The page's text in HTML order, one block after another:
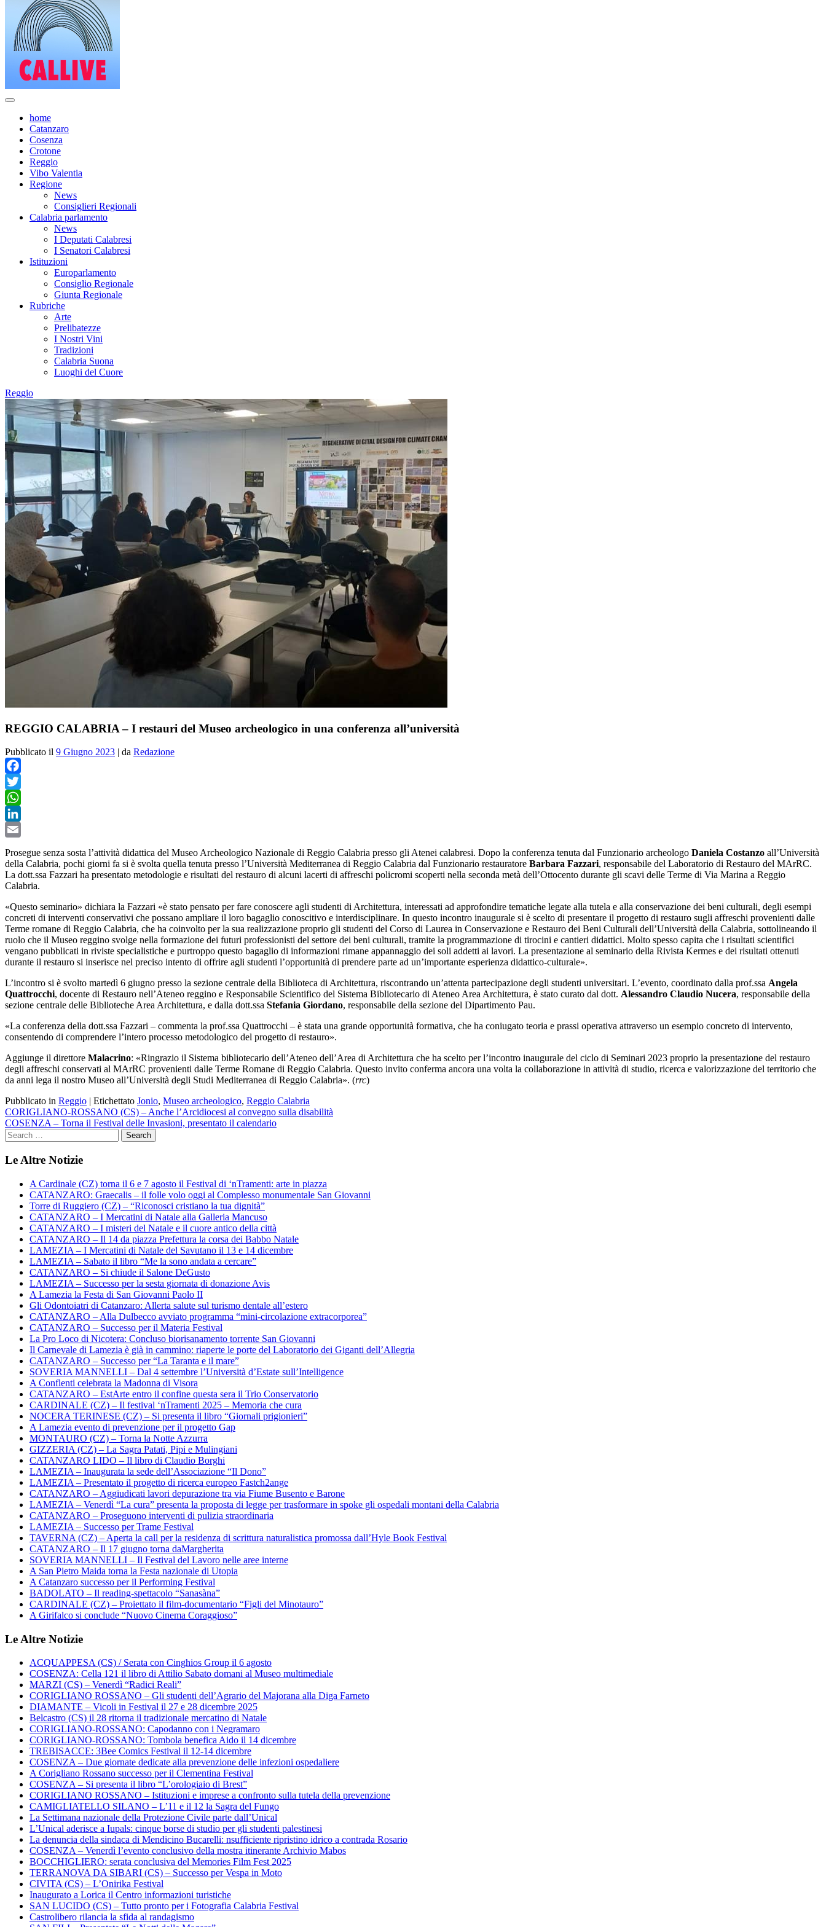
home
Catanzaro
Cosenza
Crotone
Reggio
Vibo Valentia
Regione
News
Consiglieri Regionali
Calabria parlamento
News
I Deputati Calabresi
I Senatori Calabresi
Istituzioni
Europarlamento
Consiglio Regionale
Giunta Regionale
Rubriche
Arte
Prelibatezze
I Nostri Vini
Tradizioni
Calabria Suona
Luoghi del Cuore
Reggio
REGGIO CALABRIA – I restauri del Museo archeologico in una conferenza all’università
Pubblicato il 9 Giugno 2023 | da Redazione
Facebook
Twitter
WhatsApp
LinkedIn
Prosegue senza sosta l’attività didattica del Museo Archeologico Nazionale di Reggio Calabria presso gli Atenei calabresi. Dopo la conferenza tenuta dal Funzionario archeologo Daniela Costanzo all’Università
della Calabria, pochi giorni fa si è svolta quella tenuta presso l’Università Mediterranea di Reggio Calabria dal Funzionario restauratore Barbara Fazzari, responsabile del Laboratorio di Restauro del MArRC.
La dott.ssa Fazzari ha presentato metodologie e risultati del restauro di alcuni lacerti di affreschi policromi scoperti nella seconda metà dell’Ottocento durante gli scavi delle Terme di Via Marina a Reggio
Calabria.
«Questo seminario» dichiara la Fazzari «è stato pensato per fare conoscere agli studenti di Architettura, interessati ad approfondire tematiche legate alla tutela e alla conservazione dei beni culturali, degli esempi
concreti di interventi conservativi che possano ampliare il loro bagaglio conoscitivo e interdisciplinare. In questo incontro inaugurale si è scelto di presentare il progetto di restauro sugli affreschi provenienti dalle
Terme romane di Reggio Calabria, che ha coinvolto per la sua realizzazione proprio gli studenti del Corso di Laurea in Conservazione e Restauro dei Beni Culturali dell’Università della Calabria, sottolineando il
ruolo che il Museo reggino svolge nella formazione dei futuri professionisti del settore dei beni culturali, tramite la programmazione di tirocini e cantieri didattici. Molto spesso capita che i risultati scientifici
vengano pubblicati in riviste specialistiche e purtroppo questo bagaglio di informazioni rimane appannaggio dei soli addetti ai lavori. La presentazione al seminario della Rivista Kermes e dei risultati ottenuti
durante il restauro si inserisce nel preciso intento di offrire agli studenti l’opportunità di prendere parte ad un’importante esperienza didattico-culturale».
L’incontro si è svolto martedì 6 giugno presso la sezione centrale della Biblioteca di Architettura, riscontrando un’attenta partecipazione degli studenti universitari. L’evento, coordinato dalla prof.ssa Angela
Quattrocchi, docente di Restauro nell’Ateneo reggino e Responsabile Scientifico del Sistema Bibliotecario di Ateneo Area Architettura, è stato curato dal dott. Alessandro Claudio Nucera, responsabile della
sezione centrale delle Biblioteche Area Architettura, e dalla dott.ssa Stefania Giordano, responsabile della sezione del Dipartimento Pau.
«La conferenza della dott.ssa Fazzari – commenta la prof.ssa Quattrocchi – è stata una grande opportunità formativa, che ha coniugato teoria e prassi operativa attraverso un esempio concreto di intervento,
consentendo di comprendere l’intero processo metodologico del progetto di restauro».
Aggiunge il direttore Malacrino: «Ringrazio il Sistema bibliotecario dell’Ateneo dell’Area di Architettura che ha scelto per l’incontro inaugurale del ciclo di Seminari 2023 proprio la presentazione del restauro
degli affreschi conservati al MArRC provenienti dalle Terme Romane di Reggio Calabria. Questo invito conferma ancora una volta la collaborazione in attività di studio, ricerca e valorizzazione del territorio che
da anni lega il nostro Museo all’Università degli Studi Mediterranea di Reggio Calabria». (rrc)
Pubblicato in Reggio | Etichettato Jonio, Museo archeologico, Reggio Calabria
Navigazione
articoli
CORIGLIANO-ROSSANO (CS) – Anche l’Arcidiocesi al convegno sulla disabilità
COSENZA – Torna il Festival delle Invasioni, presentato il calendario
Le Altre Notizie
A Cardinale (CZ) torna il 6 e 7 agosto il Festival di ‘nTramenti: arte in piazza
CATANZARO: Graecalis – il folle volo oggi al Complesso monumentale San Giovanni
Torre di Ruggiero (CZ) – “Riconosci cristiano la tua dignità”
CATANZARO – I Mercatini di Natale alla Galleria Mancuso
CATANZARO – I misteri del Natale e il cuore antico della città
CATANZARO – Il 14 da piazza Prefettura la corsa dei Babbo Natale
LAMEZIA – I Mercatini di Natale del Savutano il 13 e 14 dicembre
LAMEZIA – Sabato il libro “Me la sono andata a cercare”
CATANZARO – Si chiude il Salone DeGusto
LAMEZIA – Successo per la sesta giornata di donazione Avis
A Lamezia la Festa di San Giovanni Paolo II
Gli Odontoiatri di Catanzaro: Allerta salute sul turismo dentale all’estero
CATANZARO – Alla Dulbecco avviato programma “mini-circolazione extracorporea”
CATANZARO – Successo per il Materia Festival
La Pro Loco di Nicotera: Concluso biorisanamento torrente San Giovanni
Il Carnevale di Lamezia è già in cammino: riaperte le porte del Laboratorio dei Giganti dell’Allegria
CATANZARO – Successo per “La Taranta e il mare”
SOVERIA MANNELLI – Dal 4 settembre l’Università d’Estate sull’Intelligence
A Conflenti celebrata la Madonna di Visora
CATANZARO – EstArte entro il confine questa sera il Trio Conservatorio
CARDINALE (CZ) – Il festival ‘nTramenti 2025 – Memoria che cura
NOCERA TERINESE (CZ) – Si presenta il libro “Giornali prigionieri”
A Lamezia evento di prevenzione per il progetto Gap
MONTAURO (CZ) – Torna la Notte Azzurra
GIZZERIA (CZ) – La Sagra Patati, Pipi e Mulingiani
CATANZARO LIDO – Il libro di Claudio Borghi
LAMEZIA – Inaugurata la sede dell’Associazione “Il Dono”
LAMEZIA – Presentato il progetto di ricerca europeo Fastch2ange
CATANZARO – Aggiudicati lavori depurazione tra via Fiume Busento e Barone
LAMEZIA – Venerdì “La cura” presenta la proposta di legge per trasformare in spoke gli ospedali montani della Calabria
CATANZARO – Proseguono interventi di pulizia straordinaria
LAMEZIA – Successo per Trame Festival
TAVERNA (CZ) – Aperta la call per la residenza di scrittura naturalistica promossa dall’Hyle Book Festival
CATANZARO – Il 17 giugno torna daMargherita
SOVERIA MANNELLI – Il Festival del Lavoro nelle aree interne
A San Pietro Maida torna la Festa nazionale di Utopia
A Catanzaro successo per il Performing Festival
BADOLATO – Il reading-spettacolo “Sanasàna”
CARDINALE (CZ) – Proiettato il film-documentario “Figli del Minotauro”
A Girifalco si conclude “Nuovo Cinema Coraggioso”
Le Altre Notizie
ACQUAPPESA (CS) / Serata con Cinghios Group il 6 agosto
COSENZA: Cella 121 il libro di Attilio Sabato domani al Museo multimediale
MARZI (CS) – Venerdì “Radici Reali”
CORIGLIANO ROSSANO – Gli studenti dell’Agrario del Majorana alla Diga Farneto
DIAMANTE – Vicoli in Festival il 27 e 28 dicembre 2025
Belcastro (CS) il 28 ritorna il tradizionale mercatino di Natale
CORIGLIANO-ROSSANO: Capodanno con i Negramaro
CORIGLIANO-ROSSANO: Tombola benefica Aido il 14 dicembre
TREBISACCE: 3Bee Comics Festival il 12-14 dicembre
COSENZA – Due giornate dedicate alla prevenzione delle infezioni ospedaliere
A Corigliano Rossano successo per il Clementina Festival
COSENZA – Si presenta il libro “L’orologiaio di Brest”
CORIGLIANO ROSSANO – Istituzioni e imprese a confronto sulla tutela della prevenzione
CAMIGLIATELLO SILANO – L’11 e il 12 la Sagra del Fungo
La Settimana nazionale della Protezione Civile parte dall’Unical
L’Unical aderisce a Iupals: cinque borse di studio per gli studenti palestinesi
La denuncia della sindaca di Mendicino Bucarelli: nsufficiente ripristino idrico a contrada Rosario
COSENZA – Venerdì l’evento conclusivo della mostra itinerante Archivio Mabos
BOCCHIGLIERO: serata conclusiva del Memories Film Fest 2025
TERRANOVA DA SIBARI (CS) – Successo per Vespa in Moto
CIVITA (CS) – L’Onirika Festival
Inaugurato a Lorica il Centro informazioni turistiche
SAN LUCIDO (CS) – Tutto pronto per i Fotografia Calabria Festival
Castrolibero rilancia la sfida al randagismo